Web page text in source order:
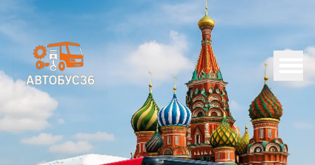
Меню
Главная
Каталог
Марки